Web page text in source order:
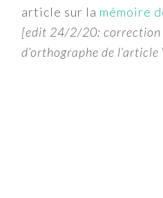
article sur la mémoire
[edit 24/2/20: correction
d’orthographe de